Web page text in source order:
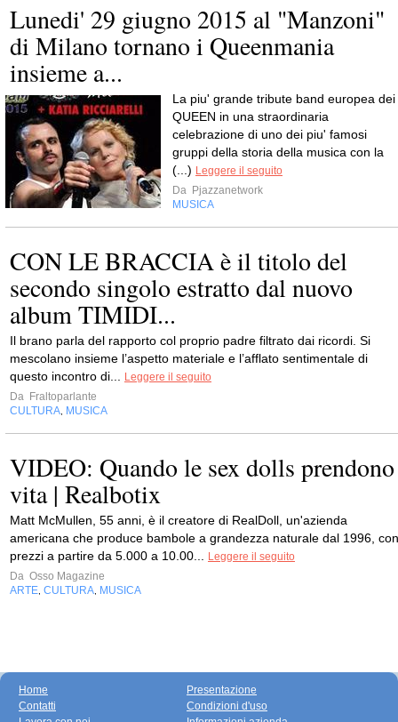
Lunedi' 29 giugno 2015 al "Manzoni"
di Milano tornano i Queenmania
insieme a...
La piu' grande tribute band europea dei
QUEEN in una straordinaria
celebrazione di uno dei piu' famosi
gruppi della storia della musica con la
(...) Leggere il seguito
Da Pjazzanetwork
MUSICA
CON LE BRACCIA è il titolo del
secondo singolo estratto dal nuovo
album TIMIDI...
Il brano parla del rapporto col proprio padre filtrato dai ricordi. Si
mescolano insieme l’aspetto materiale e l’afflato sentimentale di
questo incontro di...
Leggere il seguito
Da Fraltoparlante
CULTURA MUSICA
VIDEO: Quando le sex dolls prendono
vita | Realbotix
Matt McMullen, 55 anni, è il creatore di RealDoll, un'azienda
americana che produce bambole a grandezza naturale dal 1996, con
prezzi a partire da 5.000 a 10.00...
Leggere il seguito
Da Osso Magazine
ARTE CULTURA MUSICA
Home
Contatti
Presentazione
Condizioni d'uso